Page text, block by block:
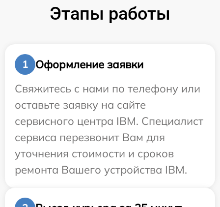
Этапы работы
1
Оформление заявки
Свяжитесь с нами по телефону или
оставьте заявку на сайте
сервисного центра IBM. Специалист
сервиса перезвонит Вам для
уточнения стоимости и сроков
ремонта Вашего устройства IBM.